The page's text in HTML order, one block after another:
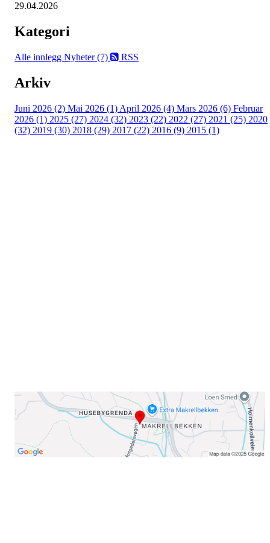
29.04.2026
Kategori
Alle innlegg Nyheter (7) RSS
Arkiv
Juni 2026 (2) Mai 2026 (1) April 2026 (4) Mars 2026 (6) Februar
2026 (1) 2025 (27) 2024 (32) 2023 (22) 2022 (27) 2021 (25) 2020
(32) 2019 (30) 2018 (29) 2017 (22) 2016 (9) 2015 (1)